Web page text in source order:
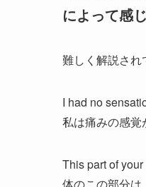
によって感
難しく解説され
I had no
私は痛みの感覚
This part of
体のこの部分は